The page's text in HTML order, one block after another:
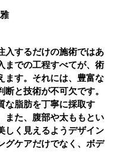
入するだけの施術ではあ
までの工程すべてが、術
す。 それには、豊富な
と技術が不可欠です。
な脂肪を丁寧に採取す
また、腹部や太ももとい
しく見えるようデザイン
グケアだけでなく、ボデ